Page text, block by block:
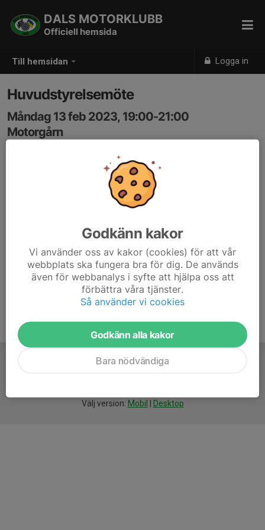
Till hemsidan Logga in
DALS MOTORKLUBB
Officiell hemsida
Huvudstyrelsemöte
Måndag 13 feb 2023, 19:00-21:00
Motorgårn
Genomgång av hemsidan samt förberedelser inför
Välj version: Mobil Desktop
Godkänn kakor
Vi använder oss av kakor (cookies) för att vår
webbplats ska fungera bra för dig. De används
även för webbanalys i syfte att hjälpa oss att
förbättra våra tjänster.
Så använder vi cookies
Godkänn alla kakor
Bara nödvändiga